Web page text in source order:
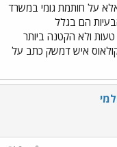
על חותמת גומי במשרד
הם בגלל
ולא הקטנה ביותר
איש דמשק כתב על